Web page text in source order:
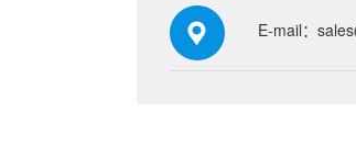
E-mail：